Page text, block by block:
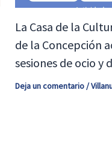
La Casa de la
de la Concepción
sesiones de ocio y
Deja un comentario/